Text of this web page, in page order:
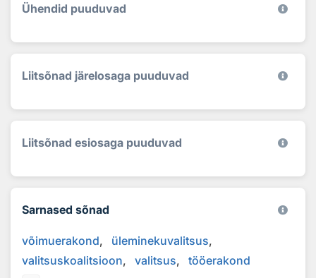
Ühendid puuduvad
Liitsõnad järelosaga puuduvad
Liitsõnad esiosaga puuduvad
Sarnased sõnad
võimuerakond
üleminekuvalitsus
valitsuskoalitsioon
valitsus tööerakond